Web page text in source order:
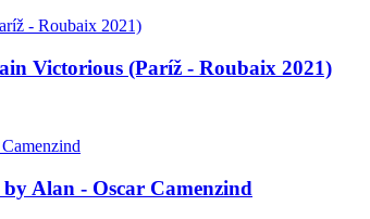
Victorious (Paríž - Roubaix 2021)
Alan - Oscar Camenzind